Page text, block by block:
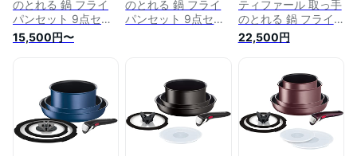
のとれる 鍋 フライ
パンセット 9点セッ
ト IH ガス火対応
「インジニオ・ネオ
つきにくい ステンレ
ス L97090
15,500円〜
のとれる 鍋 フライ
パンセット 9点セッ
リミテッド」 こびり
つきにくい ステンレ
ス L97090 + 専用取
っ手 ハンドル プレ
ミアム インジニオ・
ネオ L98630
ティファール 取っ手
のとれる 鍋 フライ
パンセット 10点セッ
ト IH ガス火対応 専
PFOAなどの有害物
質不使用 「インジニ
オ・ネオ IHステンレ
ス ブリエ・アンリミ
テッド」 こびりつき
にくさ長持ち ステン
22,500円